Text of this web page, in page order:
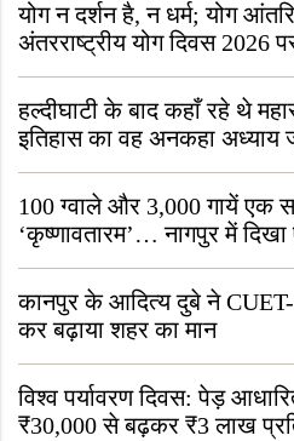
योग न दर्शन है, न धर्म; योग
अंतरराष्ट्रीय योग दिवस 2026
हल्दीघाटी के बाद कहाँ रहे थे
इतिहास का वह अनकहा अध्याय
जीवित है
100 ग्वाले और 3,000 गायें एक
‘कृष्णावतारम’… नागपुर में
“ऐसा तो सिर्फ़ कृष्ण ही कर
कानपुर के आदित्य दुबे ने
कर बढ़ाया शहर का मान
विश्व पर्यावरण दिवस: पेड़
₹30,000 से बढ़कर ₹3 लाख